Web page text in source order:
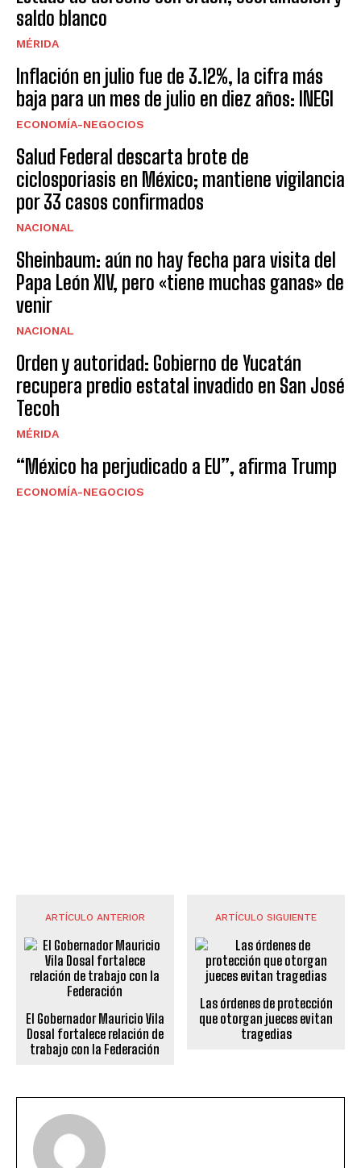
saldo blanco
MÉRIDA
Inflación en julio fue de 3.12%, la cifra más
baja para un mes de julio en diez años: INEGI
ECONOMÍA-NEGOCIOS
Salud Federal descarta brote de
ciclosporiasis en México; mantiene vigilancia
por 33 casos confirmados
NACIONAL
Sheinbaum: aún no hay fecha para visita del
Papa León XIV, pero «tiene muchas ganas» de
venir
NACIONAL
Orden y autoridad: Gobierno de Yucatán
recupera predio estatal invadido en San José
Tecoh
MÉRIDA
“México ha perjudicado a EU”, afirma Trump
ECONOMÍA-NEGOCIOS
ARTÍCULO ANTERIOR
El Gobernador Mauricio Vila
Dosal fortalece relación de
trabajo con la Federación
ARTÍCULO SIGUIENTE
Las órdenes de protección
que otorgan jueces evitan
tragedias